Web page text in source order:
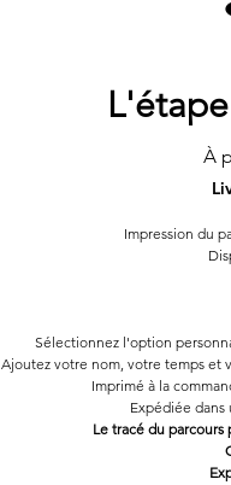
À
Impression du
Sélectionnez l'option
Ajoutez votre nom, votre temps et
Imprimé à la
Expédiée dans
Le tracé du